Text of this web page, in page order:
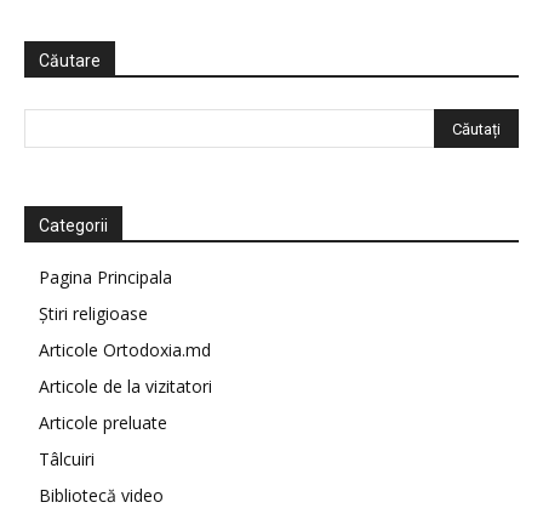
Căutare
Categorii
Pagina Principala
Știri religioase
Articole Ortodoxia.md
Articole de la vizitatori
Articole preluate
Tâlcuiri
Bibliotecă video